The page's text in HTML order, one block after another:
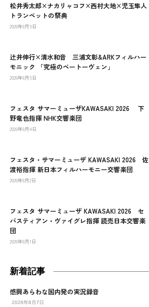
松井秀太郎×ナカリャコフ×西村大地×児玉隼人
トランペットの祭典
2026年8月5日
辻󠄀井伸行×清水和音 三浦文彰&ARKフィルハー
モニック 「究極のベートーヴェン」
2026年8月5日
フェスタ サマーミューザKAWASAKI 2026 下
野竜也指揮 NHK交響楽団
2026年8月4日
フェスタ・サマーミューザ KAWASAKI 2026 佐
渡裕指揮 新日本フィルハーモニー交響楽団
2026年8月2日
フェスタ サマーミューザ KAWASAKI 2026 セ
バスティアン・ヴァイグレ指揮 読売日本交響楽
団
2026年8月1日
新着記事
感興あらわな国内発の実況録音
2026年8月7日